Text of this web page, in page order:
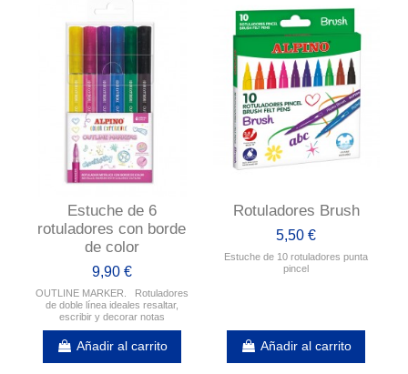
Estuche de 6
rotuladores con borde
de color
9,90 €
OUTLINE MARKER. Rotuladores
de doble línea ideales resaltar,
escribir y decorar notas
Añadir al carrito
Rotuladores Brush
5,50 €
Estuche de 10 rotuladores punta
pincel
Añadir al carrito